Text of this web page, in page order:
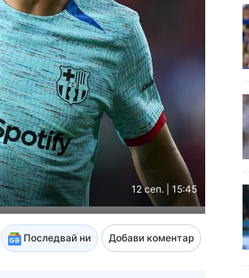
12 сеп. | 15:45
Последвай ни Добави коментар